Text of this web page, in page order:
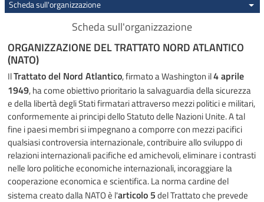
Scheda sull'organizzazione
Scheda sull'organizzazione
ORGANIZZAZIONE DEL TRATTATO NORD ATLANTICO
(NATO)
IlTrattato del Nord Atlantico, firmato a Washington il4 aprile
1949, ha come obiettivo prioritario la salvaguardia della sicurezza
e della libertà degli Stati firmatari attraverso mezzi politici e militari,
conformemente ai principi dello Statuto delle Nazioni Unite. A tal
fine i paesi membri si impegnano a comporre con mezzi pacifici
qualsiasi controversia internazionale, contribuire allo sviluppo di
relazioni internazionali pacifiche ed amichevoli, eliminare i contrasti
nelle loro politiche economiche internazionali, incoraggiare la
cooperazione economica e scientifica. La norma cardine del
sistema creato dalla NATO è l'articolo 5del Trattato che prevede